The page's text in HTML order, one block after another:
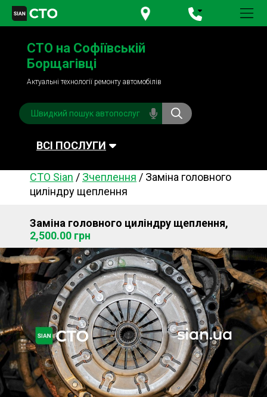
+380 95781-84-84
+380 98791-84-84
СТО на Софіївській
Борщагівці
Актуальні технології ремонту автомобілів
ВСІ ПОСЛУГИ
Автомийка Планове ТО
Акумулятори
Обслуговування
Система охолодження
Діагностика
Ходова частина Зчеплення
ГРМ Шиномонтаж
Запчастини Двигун
Гальмівна система Заміна Ременей
СТО Sian / Зчеплення / Заміна головного
циліндру щеплення
Заміна головного циліндру щеплення,
2,500.00 грн